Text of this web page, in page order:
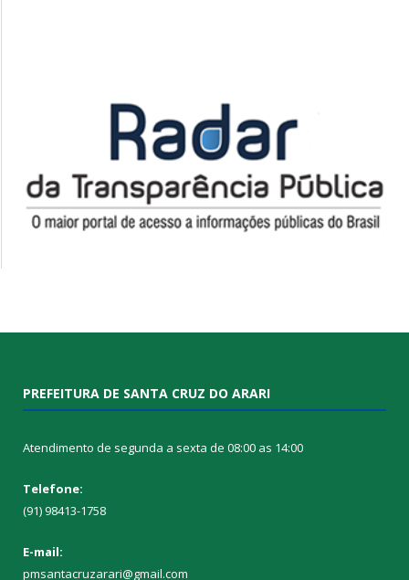
PREFEITURA DE SANTA CRUZ DO ARARI
Atendimento de segunda a sexta de 08:00 as 14:00
Telefone:
(91) 98413-1758
E-mail:
pmsantacruzarari@gmail.com